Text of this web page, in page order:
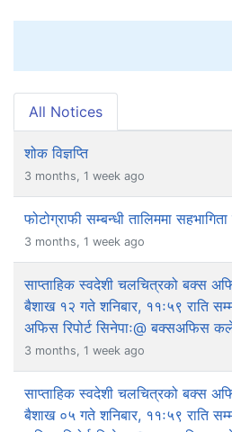
All Notices
शोक विज्ञप्ति
3 months, 1 week ago
फोटोग्राफी सम्बन्धी तालिममा
3 months, 1 week ago
साप्ताहिक स्वदेशी चलचित्रको बक्स
बैशाख १२ गते शनिबार, ११ः५९ राति
अफिस रिपोर्ट सिनेपाः@ बक्सअफिस
3 months, 1 week ago
साप्ताहिक स्वदेशी चलचित्रको बक्स
बैशाख ०५ गते शनिबार, ११ः५९ राति